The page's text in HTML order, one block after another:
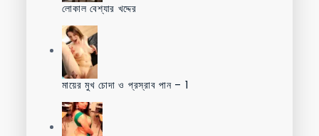
লোকাল বেশ্যার খদ্দের
মায়ের মুখ চোদা ও প্রস্রাব পান – 1